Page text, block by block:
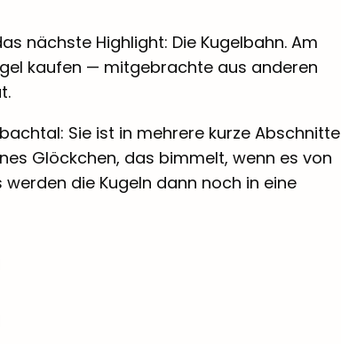
nächste Highlight: Die Kugelbahn. Am
kaufen — mitgebrachte aus anderen
Sie ist in mehrere kurze Abschnitte
Glöckchen, das bimmelt, wenn es von
die Kugeln dann noch in eine